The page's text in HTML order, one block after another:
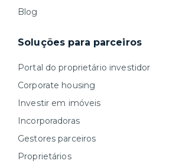
Blog
Soluções para parceiros
Portal do proprietário investidor
Corporate housing
Investir em imóveis
Incorporadoras
Gestores parceiros
Proprietários